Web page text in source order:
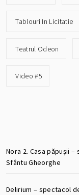
Tablouri In Licitatie
Teatrul Odeon
Video #5
Nora 2. Casa păpușii
Sfântu Gheorghe
Delirium – spectacol